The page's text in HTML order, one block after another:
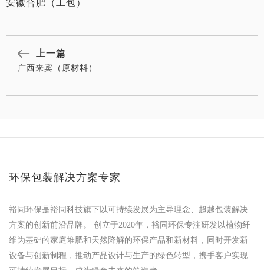
安徽合肥（工包）
上一篇
广西来宾（原材料）
环保包装解决方案专家
裕同环保是裕同科技旗下以可持续发展为主导理念、超越包装解决
方案的创新前沿品牌。 创立于2020年，裕同环保专注研发以植物纤
维为基础的家庭堆肥和天然降解的环保产品和新材料，同时开发新
设备与创新制程，推动产品设计与生产的绿色转型，携手客户实现